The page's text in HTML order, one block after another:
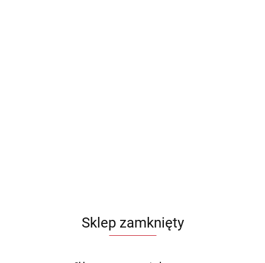
Sklep zamknięty